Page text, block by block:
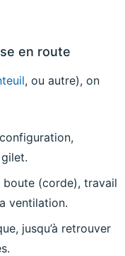
en route
, ou autre), on
boute (corde), travail
ventilation.
jusqu’à retrouver